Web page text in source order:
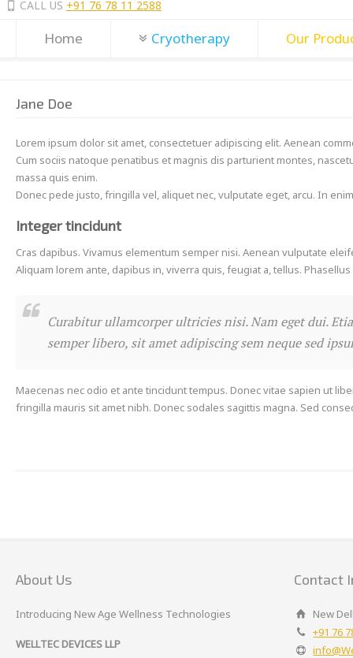
CALL US +91 76 78 11 2588
Home Cryotherapy Our
Jane Doe
Lorem ipsum dolor sit amet, consectetuer adipiscing elit. Aenean
Cum sociis natoque penatibus et magnis dis parturient montes,
massa quis enim.
Donec pede justo, fringilla vel, aliquet nec, vulputate eget, arcu. In
Integer tincidunt
Cras dapibus. Vivamus elementum semper nisi. Aenean vulputate
Aliquam lorem ante, dapibus in, viverra quis, feugiat a, tellus.
Curabitur ullamcorper ultricies nisi. Nam eget dui.
semper libero, sit amet adipiscing sem neque sed
Maecenas nec odio et ante tincidunt tempus. Donec vitae sapien ut
fringilla mauris sit amet nibh. Donec sodales sagittis magna. Sed
About Us
Introducing New Age Wellness Technologies
WELLTEC DEVICES LLP
Contact
New
+91 76